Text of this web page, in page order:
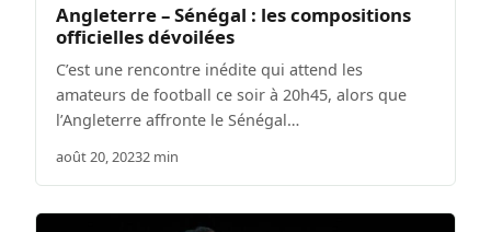
Angleterre – Sénégal : les compositions
officielles dévoilées
C’est une rencontre inédite qui attend les
amateurs de football ce soir à 20h45, alors que
l’Angleterre affronte le Sénégal…
août 20, 20232 min